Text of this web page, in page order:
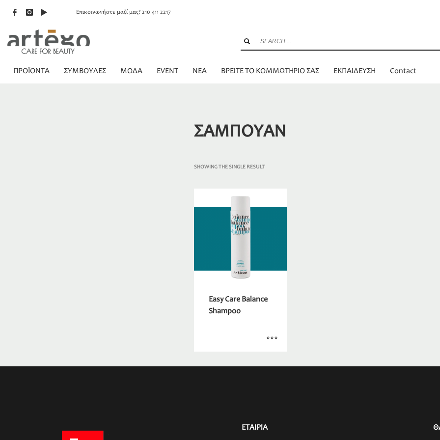
Επικοινωνήστε μαζί μας? 210 411 2217
ΠΡΟΪΟΝΤΑ ΣΥΜΒΟΥΛΕΣ ΜΟΔΑ EVENT NEA ΒΡΕΙΤΕ ΤΟ ΚΟΜΜΩΤΗΡΙΟ ΣΑΣ ΕΚΠΑΙΔΕΥΣΗ Contact
ΣΑΜΠΟΥΑΝ
SHOWING THE SINGLE RESULT
Easy Care Balance
Shampoo
ΕΤΑΙΡΙΑ